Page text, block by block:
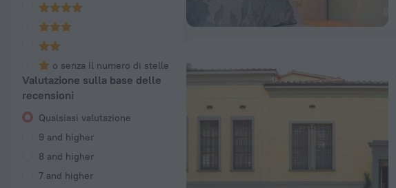
o senza il numero di stelle
Valutazione sulla base delle
recensioni
Qualsiasi valutazione
9 and higher
8 and higher
7 and higher